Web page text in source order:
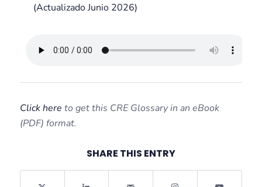
(Actualizado Junio 2026)
Click here to get this CRE Glossary in an eBook
(PDF) format.
SHARE THIS ENTRY